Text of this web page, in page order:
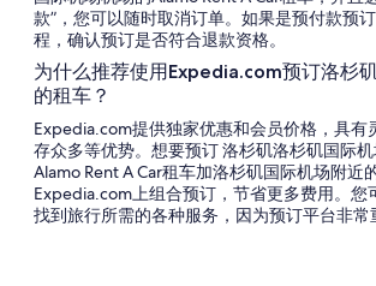
款”，您可以随时取消订单。如果是预付款预
程，确认预订是否符合退款资格。
为什么推荐使用Expedia.com预订洛杉
的租车？
Expedia.com提供独家优惠和会员价格，具有
存众多等优势。想要预订 洛杉矶洛杉矶国际机
Alamo Rent A Car租车加洛杉矶国际机场附近
Expedia.com上组合预订，节省更多费用。您
找到旅行所需的各种服务，因为预订平台非常